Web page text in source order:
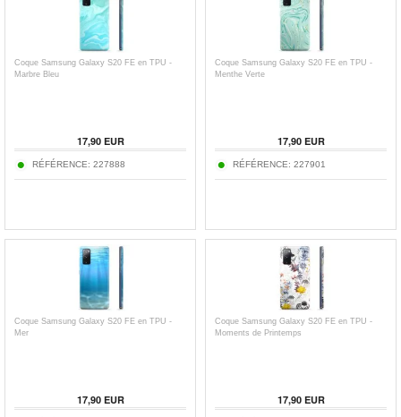
Coque Samsung Galaxy S20 FE en TPU -
Marbre Bleu
17,90EUR
RÉFÉRENCE: 227888
Coque Samsung Galaxy S20 FE en TPU -
Menthe Verte
17,90EUR
RÉFÉRENCE: 227901
Coque Samsung Galaxy S20 FE en TPU -
Mer
17,90EUR
Coque Samsung Galaxy S20 FE en TPU -
Moments de Printemps
17,90EUR